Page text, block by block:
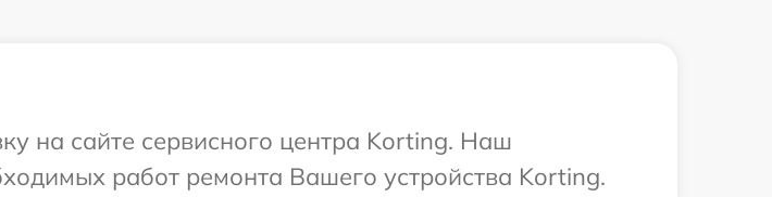
на сайте сервисного центра Korting. Наш
работ ремонта Вашего устройства Korting.